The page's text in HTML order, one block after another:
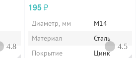
195₽
Диаметр, мм
М14
Материал
Сталь
Покрытие
Цинк
4.8 4.5